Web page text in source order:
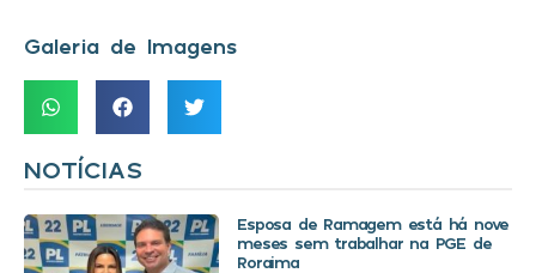
Galeria de Imagens
NOTÍCIAS
Esposa de Ramagem está há nove
meses sem trabalhar na PGE de
Roraima